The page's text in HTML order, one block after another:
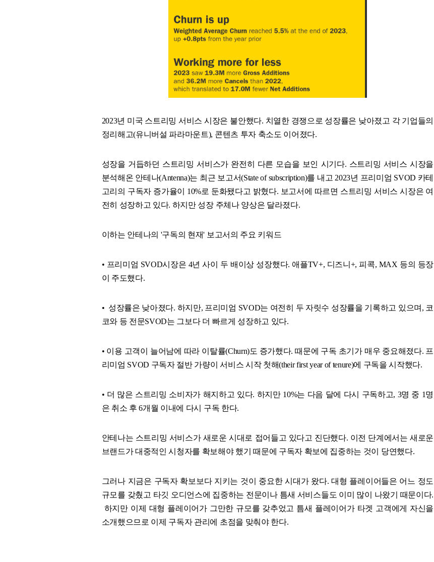
2023년 미국 스트리밍 서비스 시장은 불안했다. 치열한 경쟁으로 성장률은 낮아졌고 각 기업들의
정리해고(유니버설 파라마운트), 콘텐츠 투자 축소도 이어졌다.
성장을 거듭하던 스트리밍 서비스가 완전히 다른 모습을 보인 시기다. 스트리밍 서비스 시장을
분석해온 안테나(Antenna)는 최근 보고서(State of subscription)를 내고 2023년 프리미엄 SVOD 카테
고리의 구독자 증가율이 10%로 둔화됐다고 밝혔다. 보고서에 따르면 스트리밍 서비스 시장은 여
전히 성장하고 있다. 하지만 성장 주체나 양상은 달라졌다.
이하는 안테나의 '구독의 현재' 보고서의 주요 키워드
• 프리미엄 SVOD시장은 4년 사이 두 배이상 성장했다. 애플TV+, 디즈니+, 피콕, MAX 등의 등장
이 주도했다.
• 성장률은 낮아졌다. 하지만, 프리미엄 SVOD는 여전히 두 자릿수 성장률을 기록하고 있으며, 코
코와 등 전문SVOD는 그보다 더 빠르게 성장하고 있다.
• 이용 고객이 늘어남에 따라 이탈률(Churn)도 증가했다. 때문에 구독 초기가 매우 중요해졌다. 프
리미엄 SVOD 구독자 절반 가량이 서비스 시작 첫해(their first year of tenure)에 구독을 시작했다.
• 더 많은 스트리밍 소비자가 해지하고 있다. 하지만 10%는 다음 달에 다시 구독하고, 3명 중 1명
은 취소 후 6개월 이내에 다시 구독 한다.
안테나는 스트리밍 서비스가 새로운 시대로 접어들고 있다고 진단했다. 이전 단계에서는 새로운
브랜드가 대중적인 시청자를 확보해야 했기 때문에 구독자 확보에 집중하는 것이 당연했다.
그러나 지금은 구독자 확보보다 지키는 것이 중요한 시대가 왔다. 대형 플레이어들은 어느 정도
규모를 갖췄고 타깃 오디언스에 집중하는 전문이나 틈새 서비스들도 이미 많이 나왔기 때문이다.
하지만 이제 대형 플레이어가 그만한 규모를 갖추었고 틈새 플레이어가 타겟 고객에게 자신을
소개했으므로 이제 구독자 관리에 초점을 맞춰야 한다.